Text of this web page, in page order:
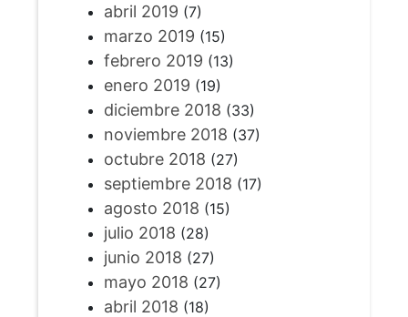
abril 2019 (7)
marzo 2019 (15)
febrero 2019 (13)
enero 2019 (19)
diciembre 2018 (33)
noviembre 2018 (37)
octubre 2018 (27)
septiembre 2018 (17)
agosto 2018 (15)
julio 2018 (28)
junio 2018 (27)
mayo 2018 (27)
abril 2018 (18)